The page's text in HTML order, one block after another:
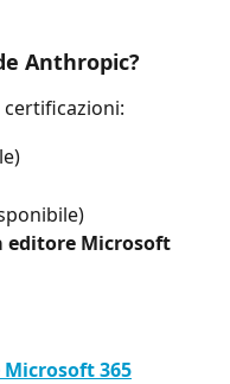
Anthropic?
editore Microsoft
365